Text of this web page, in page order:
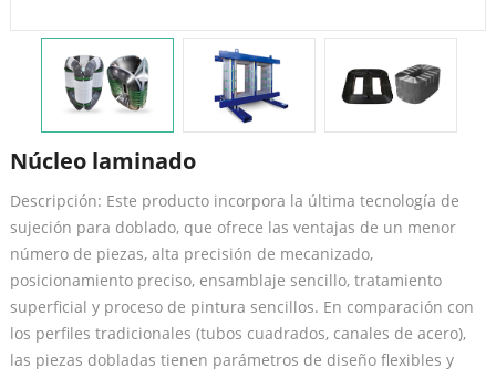
Núcleo laminado
Descripción: Este producto incorpora la última tecnología de
sujeción para doblado, que ofrece las ventajas de un menor
número de piezas, alta precisión de mecanizado,
posicionamiento preciso, ensamblaje sencillo, tratamiento
superficial y proceso de pintura sencillos. En comparación con
los perfiles tradicionales (tubos cuadrados, canales de acero),
las piezas dobladas tienen parámetros de diseño flexibles y